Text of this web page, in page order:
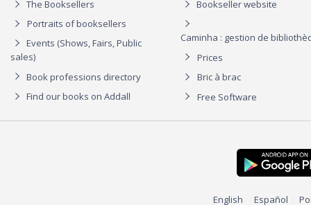
The Booksellers
Portraits of booksellers
Events (Shows, Fairs, Public
sales)
Book professions directory
Find our books on Addall
Bookseller website
Caminha : gestion de
Prices
Bric à brac
Free Software
English Español